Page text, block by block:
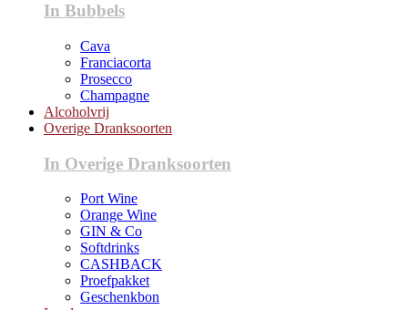
In Bubbels
Cava
Franciacorta
Prosecco
Champagne
Alcoholvrij
Overige Dranksoorten
In Overige Dranksoorten
Port Wine
Orange Wine
GIN & Co
Softdrinks
CASHBACK
Proefpakket
Geschenkbon